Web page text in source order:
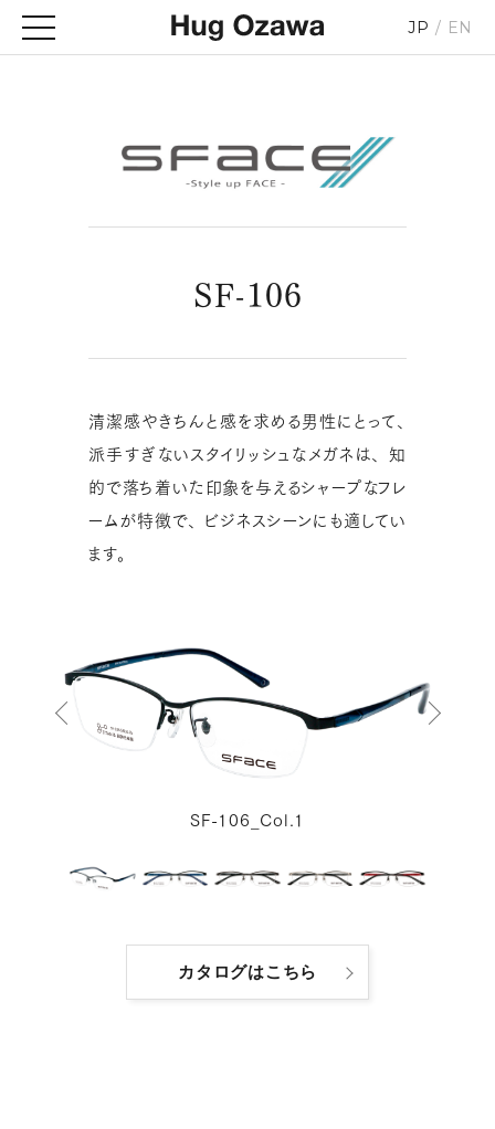
JP EN
SF-106
清潔感やきちんと感を求める男性にとって、
派手すぎないスタイリッシュなメガネは、 知
的で落ち着いた印象を与えるシャープなフレ
ームが特徴で、 ビジネスシーンにも適してい
ます。
SF-106_Col.1
カタログはこちら